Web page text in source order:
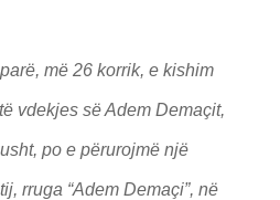
më 26 korrik, e kishim
vdekjes së Adem Demaçit,
po e përurojmë një
rruga “Adem Demaçi”, në